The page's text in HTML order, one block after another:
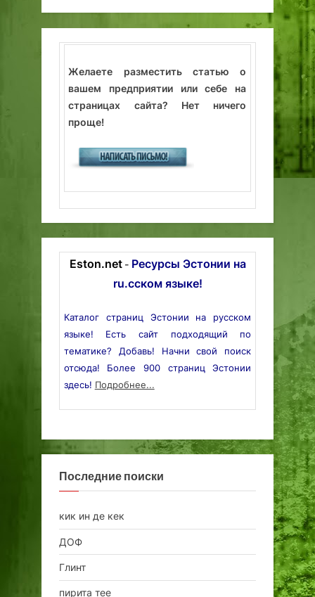
Желаете разместить статью о
вашем предприятии или себе на
страницах сайта? Нет ничего
проще!
Eston.net- Ресурсы Эстонии на
ru.сском языке!
Каталог страниц Эстонии на русском
языке! Есть сайт подходящий по
тематике? Добавь! Начни свой поиск
отсюда! Более 900 страниц Эстонии
здесь! Подробнее...
Последние поиски
кик ин де кек
ДОФ
Глинт
пирита тее